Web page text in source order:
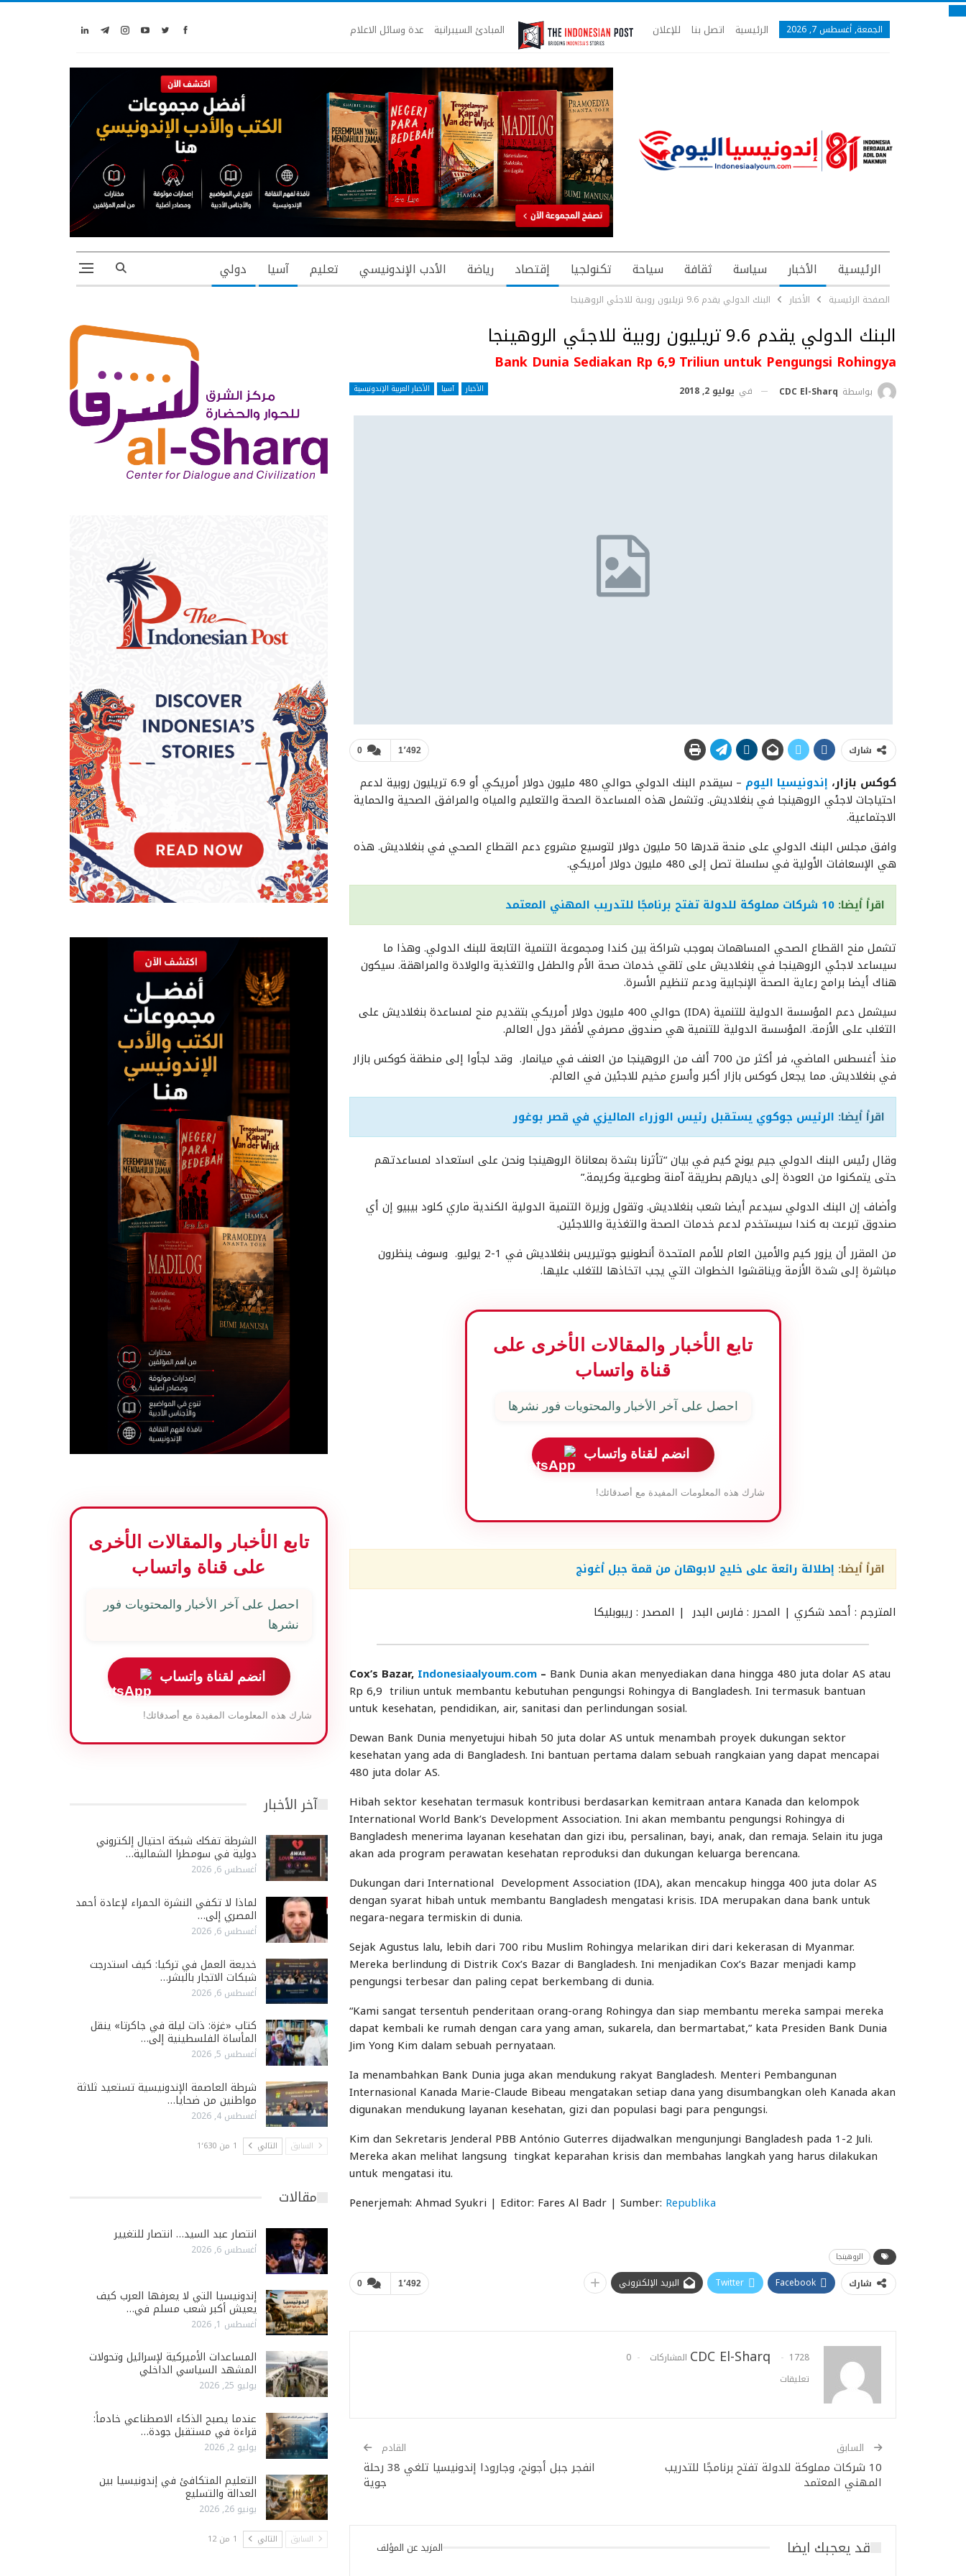
الجمعة, أغسطس 7, 2026 الرئيسية اتصل بنا للإعلان المبادئ السيبرانية عدة وسائل الاعلام
الرئيسية الأخبار سياسة ثقافة سياحة تكنولجيا إقتصاد رياضة الأدب الإندونيسي تعليم آسيا دولي
الصفحة الرئيسية الأخبار البنك الدولي يقدم 9.6 تريليون روبية للاجئي الروهينجا
البنك الدولي يقدم 9.6 تريليون روبية للاجئي الروهينجا
Bank Dunia Sediakan Rp 6,9 Triliun untuk Pengungsi Rohingya
الأخبار آسيا الأخبار العربية الإندونيسية بواسطة CDC El-Sharq في يوليو 2, 2018
0 1٬492 شارك
كوكس بازار، إندونيسيا اليوم
– سيقدم البنك الدولي حوالي 480 مليون دولار أمريكي أو 6.9 تريليون روبية لدعم
احتياجات لاجئي الروهينجا في بنغلاديش. وتشمل هذه المساعدة الصحة والتعليم والمياه والمرافق الصحية والحماية
الاجتماعية.
وافق مجلس البنك الدولي على منحة قدرها 50 مليون دولار لتوسيع مشروع دعم القطاع الصحي في بنغلاديش. هذه
هي الإسعافات الأولية في سلسلة تصل إلى 480 مليون دولار أمريكي.
اقرأ أيضا: 10 شركات مملوكة للدولة تفتح برنامجًا للتدريب المهني المعتمد
تشمل منح القطاع الصحي المساهمات بموجب شراكة بين كندا ومجموعة التنمية التابعة للبنك الدولي. وهذا ما
سيساعد لاجئي الروهينجا في بنغلاديش على تلقي خدمات صحة الأم والطفل والتغذية والولادة والمراهقة. سيكون
هناك أيضا برامج رعاية الصحة الإنجابية ودعم تنظيم الأسرة.
سيشمل دعم المؤسسة الدولية للتنمية (IDA) حوالي 400 مليون دولار أمريكي بتقديم منح لمساعدة بنغلاديش على
التغلب على الأزمة. المؤسسة الدولية للتنمية هي صندوق مصرفي لأفقر دول العالم.
منذ أغسطس الماضي، فر أكثر من 700 ألف من الروهينجا من العنف في ميانمار. وقد لجأوا إلى منطقة كوكس بازار
في بنغلاديش. مما يجعل كوكس بازار أكبر وأسرع مخيم للاجئين في العالم.
اقرأ أيضا: الرئيس جوكوي يستقبل رئيس الوزراء الماليزي في قصر بوغور
وقال رئيس البنك الدولي جيم يونج كيم في بيان “تأثرنا بشدة بمعاناة الروهينجا ونحن على استعداد لمساعدتهم
حتى يتمكنوا من العودة إلى ديارهم بطريقة آمنة وطوعية وكريمة.”
وأضاف إن البنك الدولي سيدعم أيضا شعب بنغلاديش. وتقول وزيرة التنمية الدولية الكندية ماري كلود بيبيو إن أي
صندوق تبرعت به كندا سيستخدم لدعم خدمات الصحة والتغذية واللاجئين.
من المقرر أن يزور كيم والأمين العام للأمم المتحدة أنطونيو جوتيريس بنغلاديش في 1-2 يوليو. وسوف ينظرون
مباشرة إلى شدة الأزمة ويناقشوا الخطوات التي يجب اتخاذها للتغلب عليها.
تابع الأخبار والمقالات الأخرى على
قناة واتساب
احصل على آخر الأخبار والمحتويات فور نشرها
انضم لقناة واتساب
شارك هذه المعلومات المفيدة مع أصدقائك!
اقرأ أيضا: إطلالة رائعة على خليج لابوهان من قمة جبل أغونج
المترجم : أحمد شكري | المحرر : فارس البدر | المصدر : ريبوبليكا
Cox’s Bazar, Indonesiaalyoum.com – Bank Dunia akan menyediakan dana hingga 480 juta dolar AS atau
Rp 6,9 triliun untuk membantu kebutuhan pengungsi Rohingya di Bangladesh. Ini termasuk bantuan
untuk kesehatan, pendidikan, air, sanitasi dan perlindungan sosial.
Dewan Bank Dunia menyetujui hibah 50 juta dolar AS untuk menambah proyek dukungan sektor
kesehatan yang ada di Bangladesh. Ini bantuan pertama dalam sebuah rangkaian yang dapat mencapai
480 juta dolar AS.
Hibah sektor kesehatan termasuk kontribusi berdasarkan kemitraan antara Kanada dan kelompok
International World Bank’s Development Association. Ini akan membantu pengungsi Rohingya di
Bangladesh menerima layanan kesehatan dan gizi ibu, persalinan, bayi, anak, dan remaja. Selain itu juga
akan ada program perawatan kesehatan reproduksi dan dukungan keluarga berencana.
Dukungan dari International Development Association (IDA), akan mencakup hingga 400 juta dolar AS
dengan syarat hibah untuk membantu Bangladesh mengatasi krisis. IDA merupakan dana bank untuk
negara-negara termiskin di dunia.
Sejak Agustus lalu, lebih dari 700 ribu Muslim Rohingya melarikan diri dari kekerasan di Myanmar.
Mereka berlindung di Distrik Cox’s Bazar di Bangladesh. Ini menjadikan Cox’s Bazar menjadi kamp
pengungsi terbesar dan paling cepat berkembang di dunia.
“Kami sangat tersentuh penderitaan orang-orang Rohingya dan siap membantu mereka sampai mereka
dapat kembali ke rumah dengan cara yang aman, sukarela, dan bermartabat,” kata Presiden Bank Dunia
Jim Yong Kim dalam sebuah pernyataan.
Ia menambahkan Bank Dunia juga akan mendukung rakyat Bangladesh. Menteri Pembangunan
Internasional Kanada Marie-Claude Bibeau mengatakan setiap dana yang disumbangkan oleh Kanada akan
digunakan mendukung layanan kesehatan, gizi dan populasi bagi para pengungsi.
Kim dan Sekretaris Jenderal PBB António Guterres dijadwalkan mengunjungi Bangladesh pada 1-2 Juli.
Mereka akan melihat langsung tingkat keparahan krisis dan membahas langkah yang harus dilakukan
untuk mengatasi itu.
Penerjemah: Ahmad Syukri | Editor: Fares Al Badr | Sumber: Republika
الروهينجا
0 1٬492 شارك Facebook
Twitter البريد الإلكتروني
CDC El-Sharq 1728 المشاركات
0
تعليقات
السابق
10 شركات مملوكة للدولة تفتح برنامجًا للتدريب
المهني المعتمد
القادم
انفجر جبل أجونج، وجارودا إندونيسيا تلغي 38 رحلة
جوية
قد يعجبك ايضا المزيد عن المؤلف
تابع الأخبار والمقالات الأخرى
على قناة واتساب
احصل على آخر الأخبار والمحتويات فور
نشرها
انضم لقناة واتساب
شارك هذه المعلومات المفيدة مع أصدقائك!
آخر الأخبار
الشرطة تفكك شبكة احتيال إلكتروني
دولية في سومطرا الشمالية…
أغسطس 6, 2026
لماذا لا تكفي النشرة الحمراء لإعادة أحمد
المصري إلى…
أغسطس 6, 2026
خديعة العمل في تركيا: كيف استدرجت
شبكات الاتجار بالبشر…
أغسطس 6, 2026
كتاب «غزة: ذات ليلة في جاكرتا» ينقل
المأساة الفلسطينية إلى…
أغسطس 5, 2026
شرطة العاصمة الإندونيسية تستعيد ثلاثة
مواطنين من ضحايا…
أغسطس 4, 2026
السابق التالي 1 من 1٬630
مقالات
انتصار عبد السيد… انتصار للتغيير
أغسطس 6, 2026
إندونيسيا التي لا يعرفها العرب كيف
يعيش أكبر شعب مسلم في…
أغسطس 1, 2026
المساعدات الأميركية لإسرائيل وتحولات
المشهد السياسي الداخلي
يوليو 25, 2026
عندما يصبح الذكاء الاصطناعي خادماً:
قراءة في مستقبل جودة…
يوليو 2, 2026
التعليم المتكافئ في إندونيسيا بين
العدالة والتسليع
يونيو 26, 2026
السابق التالي 1 من 12